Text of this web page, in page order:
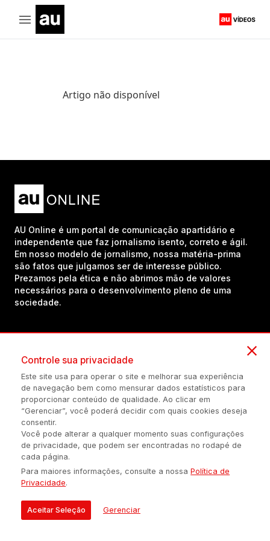
Artigo não disponível
AU Online é um portal de comunicação apartidário e
independente que faz jornalismo isento, correto e ágil.
Em nosso modelo de jornalismo, nossa matéria-prima
são fatos que julgamos ser de interesse público.
Prezamos pela ética e não abrimos mão de valores
necessários para o desenvolvimento pleno de uma
sociedade.
(54) 98434-8385
Política de privacidade Configuração de Cookies Quem Somos
É proibida a reprodução do conteúdo desta página em qualquer
meio de comunicação, eletrônico ou impreso, sem autorização
escrita de Auonline Comunicação Eireli.
© 2026 AUONLINE COMUNICAÇÃO EIRELI - CNPJ: 17.375.200/0001-
21
Controle sua privacidade
Este site usa para operar o site e melhorar sua experiência
de navegação bem como mensurar dados estatísticos para
proporcionar conteúdo de qualidade. Ao clicar em
“Gerenciar”, você poderá decidir com quais cookies deseja
consentir.
Você pode alterar a qualquer momento suas configurações
de privacidade, que podem ser encontradas no rodapé de
cada página.
Para maiores informações, consulte a nossaPolítica de
Privacidade.
Aceitar Seleção Gerenciar